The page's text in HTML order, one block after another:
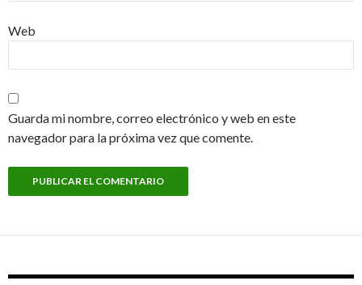
Web
Guarda mi nombre, correo electrónico y web en este
navegador para la próxima vez que comente.